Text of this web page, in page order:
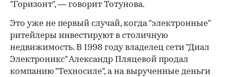
"Горизонт", — говорит Тотунова.
Это уже не первый случай, когда "электронные"
ритейлеры инвестируют в столичную
недвижимость. В 1998 году владелец сети "Диал
Электроникс" Александр Пляцевой продал
компанию "Техносиле", а на вырученные деньги